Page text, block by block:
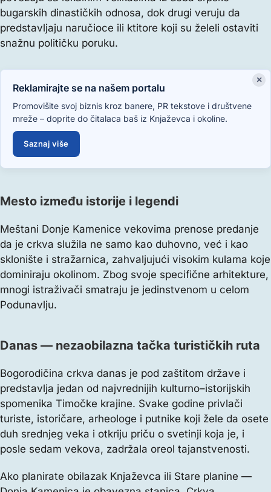
bugarskih dinastičkih odnosa, dok drugi veruju da
predstavljaju naručioce ili ktitore koji su želeli ostaviti
snažnu političku poruku.
×
Reklamirajte se na našem portalu
Promovišite svoj biznis kroz banere, PR tekstove i društvene
mreže – doprite do čitalaca baš iz Knjaževca i okoline.
Saznaj više
Mesto između istorije i legendi
Meštani Donje Kamenice vekovima prenose predanje
da je crkva služila ne samo kao duhovno, već i kao
sklonište i stražarnica, zahvaljujući visokim kulama koje
dominiraju okolinom. Zbog svoje specifične arhitekture,
mnogi istraživači smatraju je jedinstvenom u celom
Podunavlju.
Danas — nezaobilazna tačka turističkih ruta
Bogorodičina crkva danas je pod zaštitom države i
predstavlja jedan od najvrednijih kulturno–istorijskih
spomenika Timočke krajine. Svake godine privlači
turiste, istoričare, arheologe i putnike koji žele da osete
duh srednjeg veka i otkriju priču o svetinji koja je, i
posle sedam vekova, zadržala oreol tajanstvenosti.
Ako planirate obilazak Knjaževca ili Stare planine —